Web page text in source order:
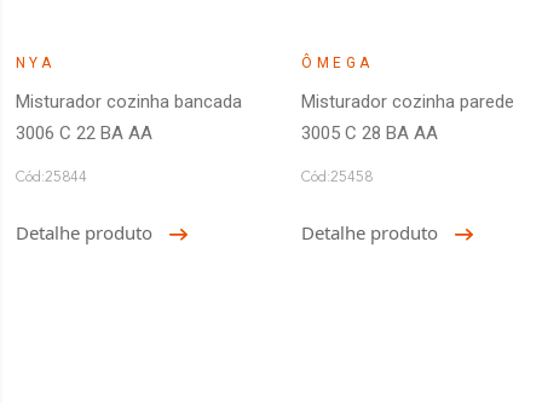
NYA
Misturador cozinha bancada
3006 C 22 BA AA
Cód:25844
Detalhe produto
ÔMEGA
Misturador cozinha parede
3005 C 28 BA AA
Cód:25458
Detalhe produto